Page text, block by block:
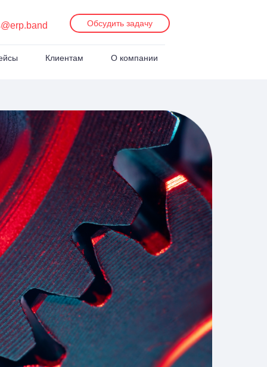
Обсудить задачу
О компании
Клиентам